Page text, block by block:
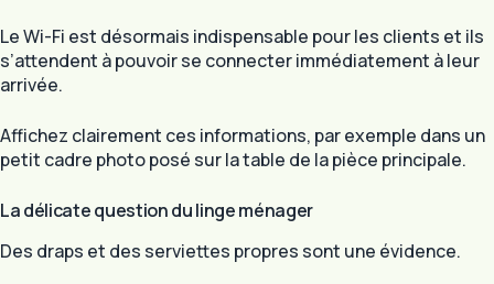
Le Wi-Fi est désormais indispensable pour les clients et ils
s’attendent à pouvoir se connecter immédiatement à leur
arrivée.
Affichez clairement ces informations, par exemple dans un
petit cadre photo posé sur la table de la pièce principale.
La délicate question du linge ménager
Des draps et des serviettes propres sont une évidence.